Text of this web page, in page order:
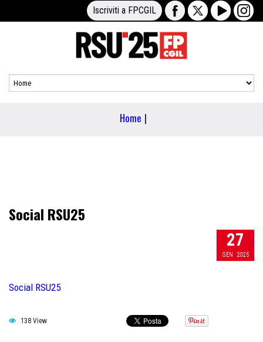
Iscriviti a FPCGIL
Home |
Social RSU25
27
GEN 2025
Social RSU25
138 View